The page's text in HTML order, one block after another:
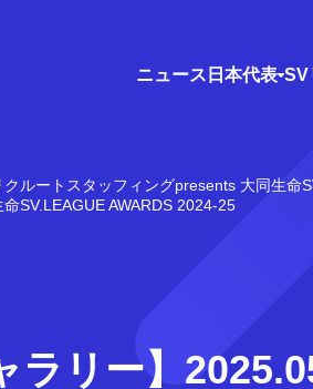
ニュース 日本代表 SV
ルートスタッフィングpresents 大同生命
SV.LEAGUE AWARDS 2024-25
ラリー】